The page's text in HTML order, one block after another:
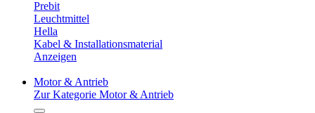
Prebit
Leuchtmittel
Hella
Kabel & Installationsmaterial
Anzeigen
Motor & Antrieb
Zur Kategorie Motor & Antrieb